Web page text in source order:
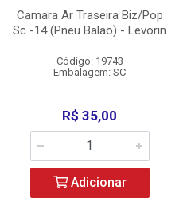
Camara Ar Traseira Biz/Pop
Sc -14 (Pneu Balao) - Levorin
Código: 19743
Embalagem: SC
R$ 35,00
Adicionar